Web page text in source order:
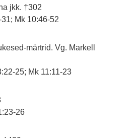
jkk. †302
Mk 10:46-52
märtrid. Vg. Markell
25; Mk 11:11-23
26